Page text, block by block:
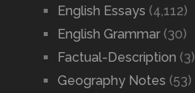
English Essays (4,112)
English Grammar(30)
Factual-Description (3)
Geography Notes (53)